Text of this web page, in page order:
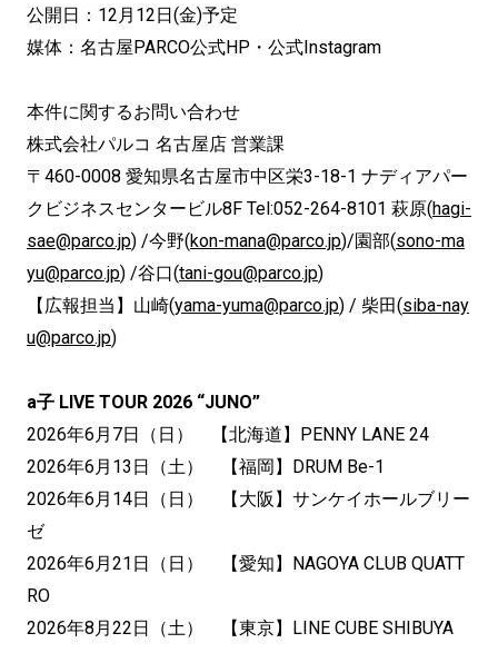
公開日：12月12日(金)予定
媒体：名古屋PARCO公式HP・公式Instagram
本件に関するお問い合わせ
株式会社パルコ 名古屋店 営業課
〒460-0008 愛知県名古屋市中区栄3-18-1 ナディアパー
クビジネスセンタービル8F Tel:052-264-8101 萩原(hagi-
sae@parco.jp) /今野(kon-mana@parco.jp)/園部(sono-ma
yu@parco.jp) /谷口(tani-gou@parco.jp)
【広報担当】山崎(yama-yuma@parco.jp) / 柴田(siba-nay
u@parco.jp)
a子 LIVE TOUR 2026 “JUNO”
2026年6月7日（日） 【北海道】PENNY LANE 24
2026年6月13日（土） 【福岡】DRUM Be-1
2026年6月14日（日） 【大阪】サンケイホールブリー
ゼ
2026年6月21日（日） 【愛知】NAGOYA CLUB QUATT
RO
2026年8月22日（土） 【東京】LINE CUBE SHIBUYA